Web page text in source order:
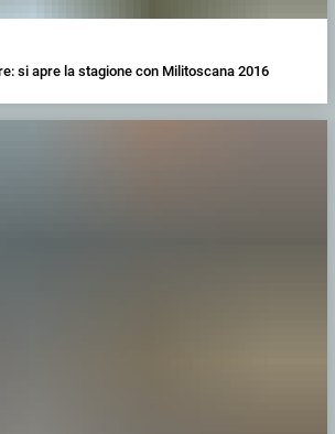
si apre la stagione con Militoscana 2016